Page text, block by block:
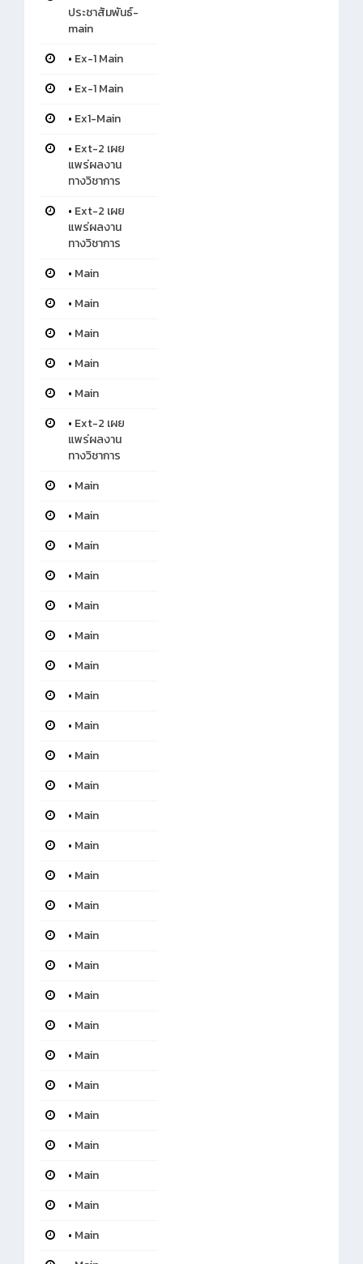
ประชาสัมพันธ์-
main
• Ex-1 Main
• Ex-1 Main
• Ex1-Main
• Ext-2 เผย
แพร่ผลงาน
ทางวิชาการ
• Ext-2 เผย
แพร่ผลงาน
ทางวิชาการ
• Main
• Main
• Main
• Main
• Main
• Ext-2 เผย
แพร่ผลงาน
ทางวิชาการ
• Main
• Main
• Main
• Main
• Main
• Main
• Main
• Main
• Main
• Main
• Main
• Main
• Main
• Main
• Main
• Main
• Main
• Main
• Main
• Main
• Main
• Main
• Main
• Main
• Main
• Main